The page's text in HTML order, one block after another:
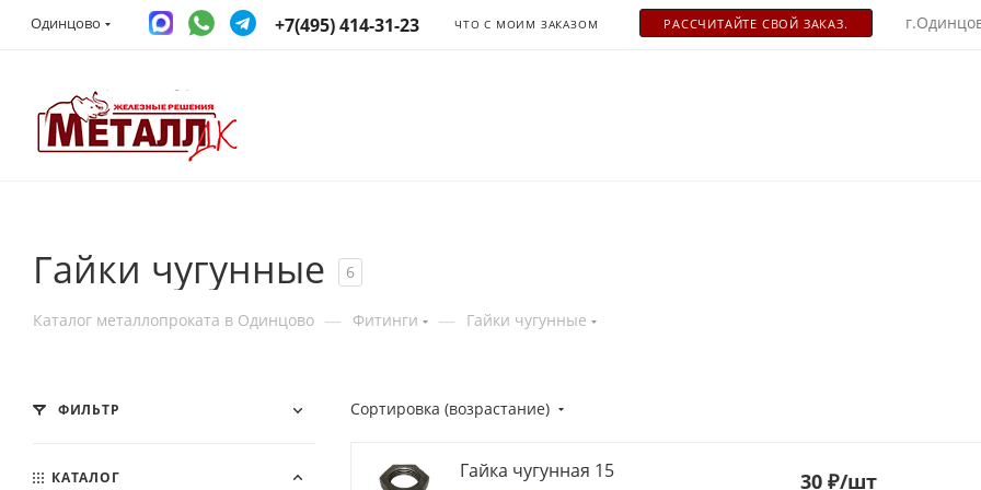
Одинцово +7(495) 414-31-23 ЧТО С МОИМ ЗАКАЗОМ РАСCЧИТАЙТЕ СВОЙ ЗАКАЗ.
Гайки чугунные 6
Каталог металлопроката в Одинцово — Фитинги — Гайки чугунные
Сортировка (возрастание)
Гайка чугунная 15 30 ₽/шт
ФИЛЬТР
КАТАЛОГ